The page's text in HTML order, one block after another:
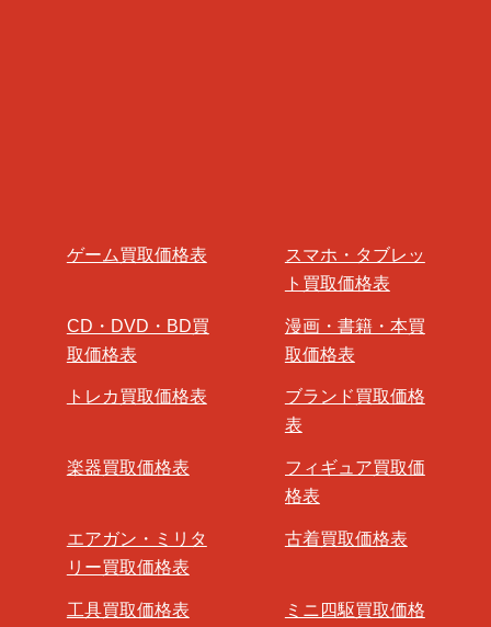
ゲーム買取価格表
スマホ・タブレッ
ト買取価格表
CD・DVD・BD買
取価格表
漫画・書籍・本買
取価格表
トレカ買取価格表
ブランド買取価格
表
楽器買取価格表
フィギュア買取価
格表
エアガン・ミリタ
リー買取価格表
古着買取価格表
工具買取価格表
ミニ四駆買取価格